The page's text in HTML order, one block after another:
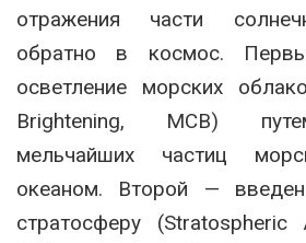
отражения части
обратно в космос.
осветление морских
Brightening, MCB)
мельчайших частиц
океаном. Второй —
стратосферу (Stratospheric